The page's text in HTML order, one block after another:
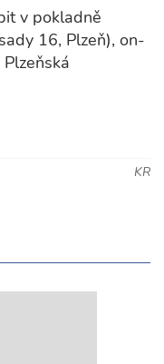
v pokladně
16, Plzeň), on-
KR